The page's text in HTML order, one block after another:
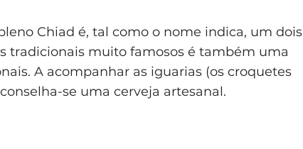
Chiad é, tal como o nome indica, um dois
tradicionais muito famosos é também uma
A acompanhar as iguarias (os croquetes
se uma cerveja artesanal.